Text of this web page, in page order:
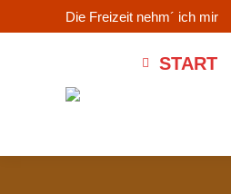
Die Freizeit nehm´ ich mir
START